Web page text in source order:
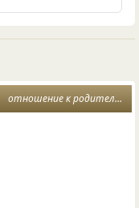
отношение к родителям